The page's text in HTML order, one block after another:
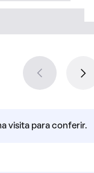
visita para conferir.